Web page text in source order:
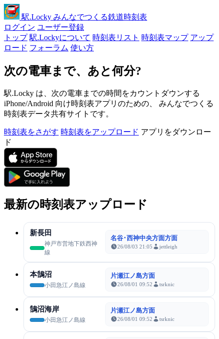
駅.Locky みんなでつくる鉄道時刻表
ログイン ユーザー登録
トップ 駅.Lockyについて 時刻表リスト 時刻表マップ アップ
ロード フォーラム 使い方
次の電車まで、あと何分?
駅.Locky は、次の電車までの時間をカウントダウンする
iPhone/Android 向け時刻表アプリのための、 みんなでつくる
時刻表データ共有サイトです。
時刻表をさがす 時刻表をアップロード アプリをダウンロー
ド
最新の時刻表アップロード
新長田
神戸市営地下鉄西神
線
名谷･西神中央方面方面
26/08/03 21:05 jettleigh
本鵠沼
小田急江ノ島線
片瀬江ノ島方面
26/08/01 09:52 tsrknic
鵠沼海岸
小田急江ノ島線
片瀬江ノ島方面
26/08/01 09:52 tsrknic